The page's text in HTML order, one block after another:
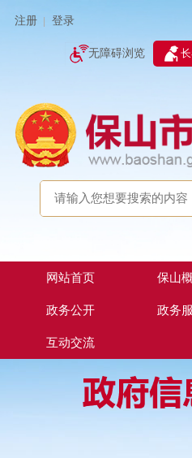
注册 登录
无障碍浏览
网站首页 保山
政务公开 政务
互动交流